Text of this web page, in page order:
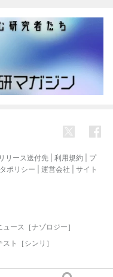
リース送付先 利用規約
プ
ポリシー 運営会社
サイト
ュース［ナゾロジー］
ト［シンリ］